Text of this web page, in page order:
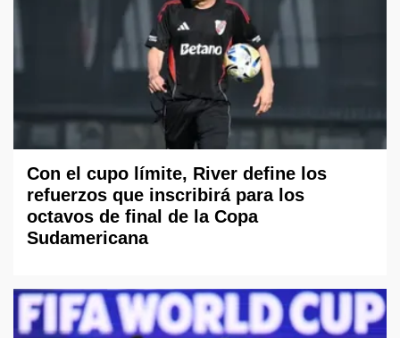
Con el cupo límite, River define los
refuerzos que inscribirá para los
octavos de final de la Copa
Sudamericana